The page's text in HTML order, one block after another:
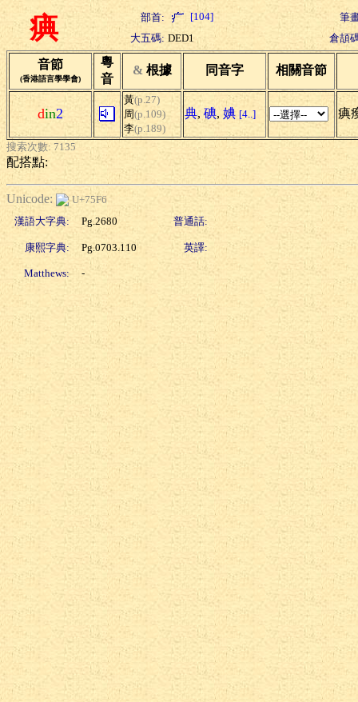
痶 部首: [104]
筆
大五碼: DED1 倉頡
音節
(香港語言學學會)
粵
音
& 根據 同音字 相關音節
din2
黃(p.27)
周(p.109)
李(p.189)
典, 碘, 婰 [4..] 痶
搜索次數: 7135
配搭點:
Unicode:
U+75F6
漢語大字典:
Pg.2680 普通話:
康熙字典: Pg.0703.110 英譯:
Matthews: -